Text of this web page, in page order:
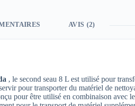
AVIS (2)
, le second seau 8 L est utilisé pour
pour transporter du matériel de
pour être utilisé en combinaison avec le